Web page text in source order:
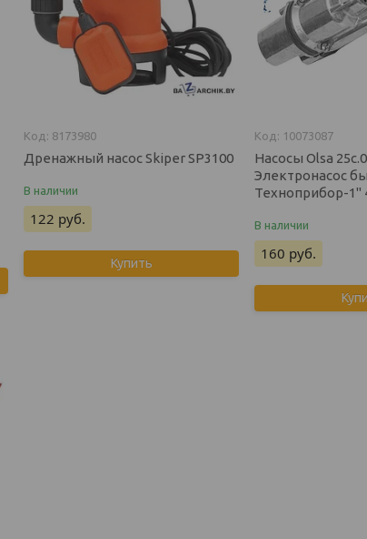
8173980
Дренажный насос Skiper SP3100
В наличии
122 руб.
Купить
10073087
Насосы Olsa
Электронасос
Техноприбор-
В наличии
160 руб.